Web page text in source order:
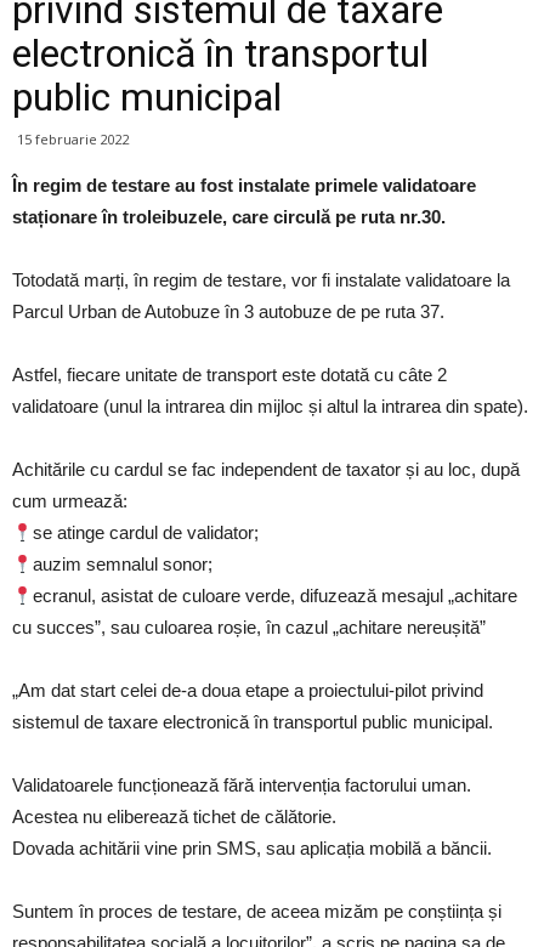
privind sistemul de taxare
electronică în transportul
public municipal
15 februarie 2022
În regim de testare au fost instalate primele validatoare
staționare în troleibuzele, care circulă pe ruta nr.30.
Totodată marți, în regim de testare, vor fi instalate validatoare la
Parcul Urban de Autobuze în 3 autobuze de pe ruta 37.
Astfel, fiecare unitate de transport este dotată cu câte 2
validatoare (unul la intrarea din mijloc și altul la intrarea din spate).
Achitările cu cardul se fac independent de taxator și au loc, după
cum urmează:
se atinge cardul de validator;
auzim semnalul sonor;
ecranul, asistat de culoare verde, difuzează mesajul „achitare
cu succes”, sau culoarea roșie, în cazul „achitare nereușită”
„Am dat start celei de-a doua etape a proiectului-pilot privind
sistemul de taxare electronică în transportul public municipal.
Validatoarele funcționează fără intervenția factorului uman.
Acestea nu eliberează tichet de călătorie.
Dovada achitării vine prin SMS, sau aplicația mobilă a băncii.
Suntem în proces de testare, de aceea mizăm pe conștiința și
responsabilitatea socială a locuitorilor”, a scris pe pagina sa de